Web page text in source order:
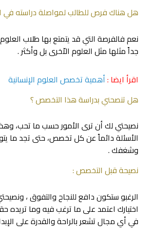
هل هناك فرص للطالب لمواصلة دراسته في
نعم فالفرصة التي قد يتمتع بها طلاب العلوم
جداً مثلها مثل العلوم الاّخرى بل وأكثر .
اقرأ ايضا :أهمية تخصص العلوم الإنسانية
هل تنصحني بدراسة هذا التخصص ؟
نصيحتي لك أن ترى الأمور حسب ما تحب،
الأسئلة دائماً عن كل تخصص، حتى تجد ما
وشغفك .
نصيحة قبل التخصص :
الرغبو ستكون دافع للنجاح والتفوق ،
اختيارك اعتمد على ما ترغب فيه وما
في أي مجال تشعر بالراحة والقدرة على